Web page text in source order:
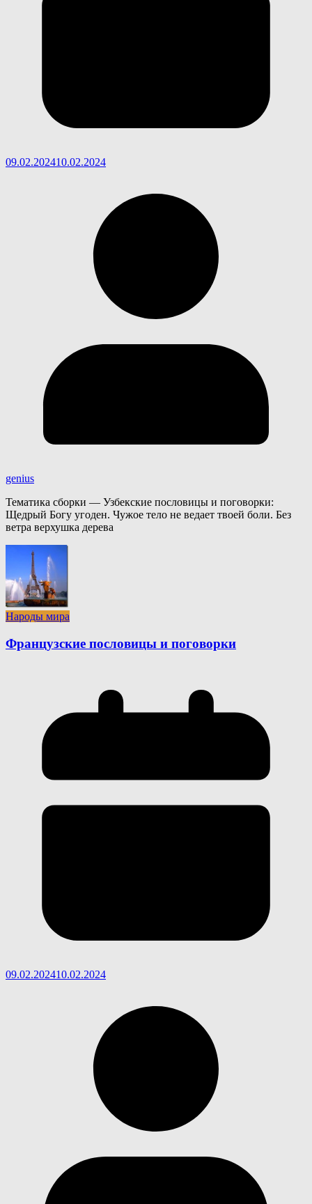
09.02.202410.02.2024
genius
Тематика сборки — Узбекские пословицы и поговорки:
Щедрый Богу угоден. Чужое тело не ведает твоей боли. Без
ветра верхушка дерева
Народы мира
Французские пословицы и поговорки
09.02.202410.02.2024